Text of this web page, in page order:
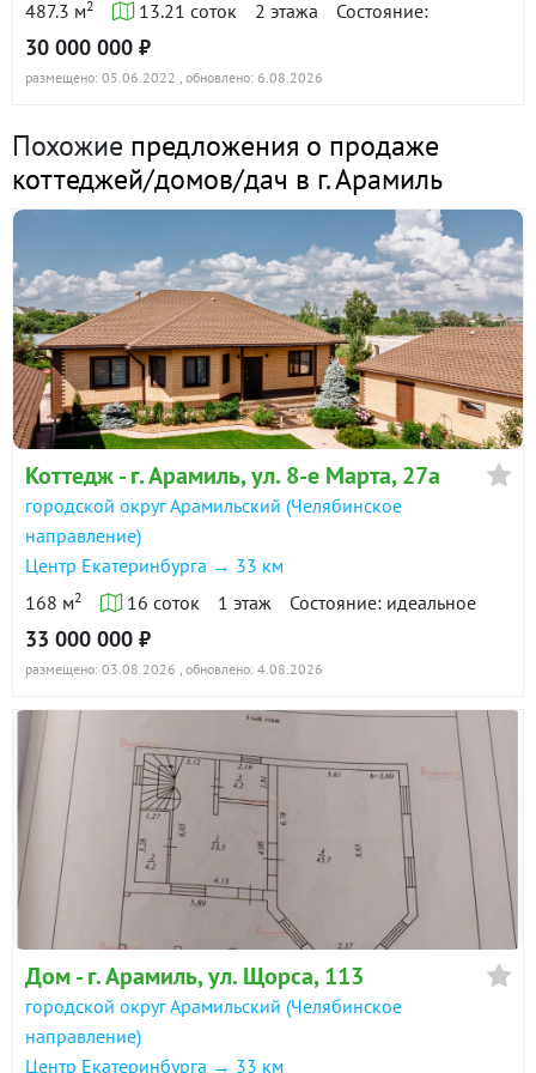
ID объекта в нашей базе: 10049
Арамильский) · 75.2 м² · уч. 4.75
6 марта 2025
Показать всю историю: 16 предложений →
487.3 м2 13.21 соток 2 этажа Состояние:
30 000 000 ₽
размещено: 05.06.2022 , обновлено: 6.08.2026
Похожие предложения о продаже
коттеджей/домов/дач в г. Арамиль
Коттедж - г. Арамиль, ул. 8-е Марта, 27а
городской округ Арамильский (Челябинское
направление)
Центр Екатеринбурга → 33 км
168 м2 16 соток 1 этаж Состояние: идеальное
33 000 000 ₽
размещено: 03.08.2026 , обновлено: 4.08.2026
Дом - г. Арамиль, ул. Щорса, 113
городской округ Арамильский (Челябинское
направление)
Центр Екатеринбурга → 33 км